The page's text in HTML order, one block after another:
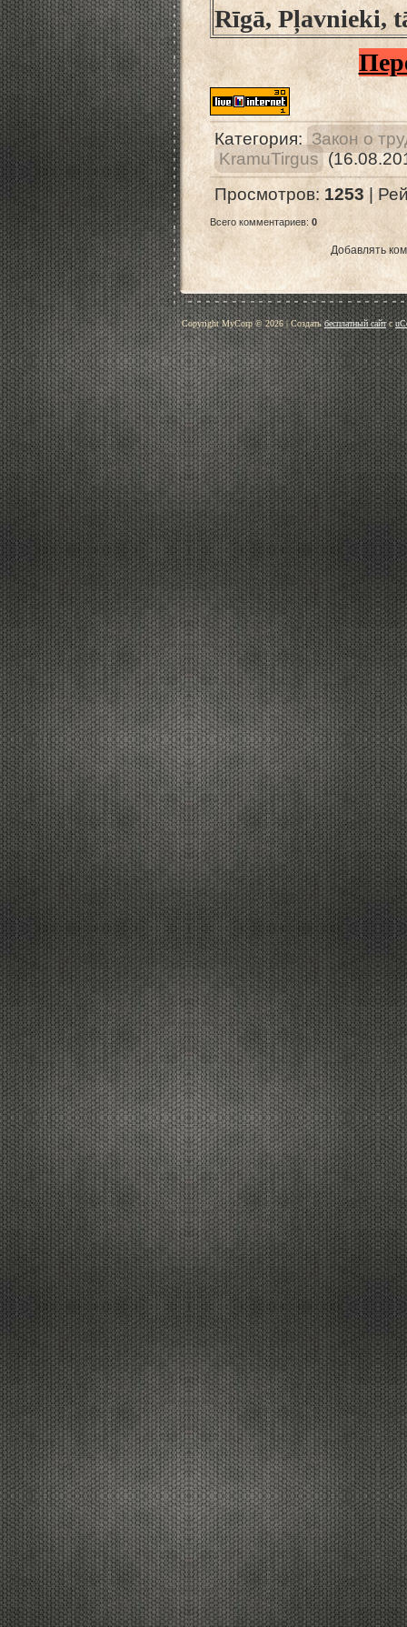
Rīgā, Pļavnieki,
Категория: Закон о
KramuTirgus
Просмотров: 1253|
Всего комментариев: 0
Добавлять
Copyright MyCorp © 2026|Создатьбесплатный сайтс